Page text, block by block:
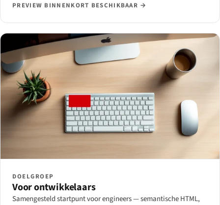
PREVIEW BINNENKORT BESCHIKBAAR →
DOELGROEP
Voor ontwikkelaars
Samengesteld startpunt voor engineers — semantische HTML,